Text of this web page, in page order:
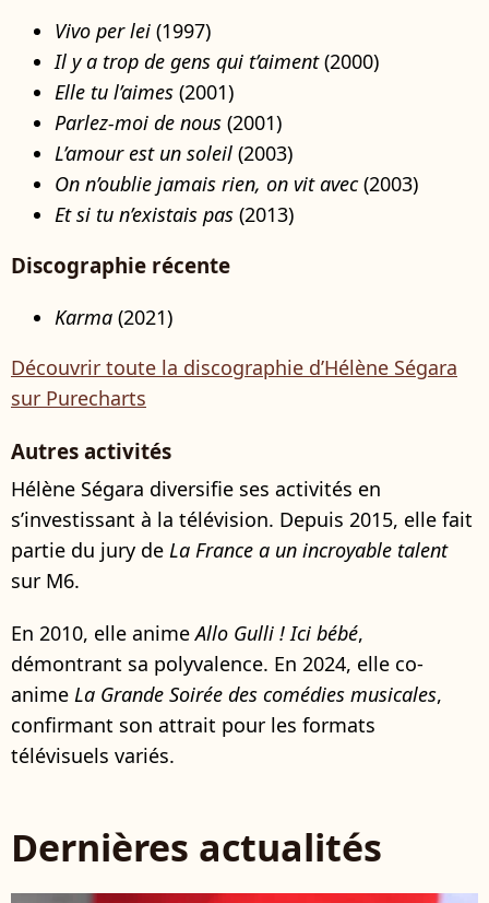
Vivo per lei (1997)
Il y a trop de gens qui t’aiment(2000)
Elle tu l’aimes (2001)
Parlez-moi de nous (2001)
L’amour est un soleil (2003)
On n’oublie jamais rien, on vit avec(2003)
Et si tu n’existais pas (2013)
Discographie récente
Karma (2021)
Découvrir toute la discographie d’Hélène Ségara
sur Purecharts
Autres activités
Hélène Ségara diversifie ses activités en
s’investissant à la télévision. Depuis 2015, elle fait
partie du jury de La France a un incroyable talent
sur M6.
En 2010, elle animeAllo Gulli ! Ici bébé,
démontrant sa polyvalence. En 2024, elle co-
anime La Grande Soirée des comédies musicales,
confirmant son attrait pour les formats
télévisuels variés.
Dernières actualités